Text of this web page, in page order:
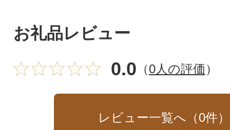
お礼品レビュー
0.0 （0人の評価）
レビュー一覧へ（0件）